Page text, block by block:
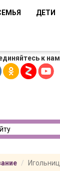
ДЕТИ
к